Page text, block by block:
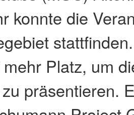
konnte die
Platz, um
präsentieren.